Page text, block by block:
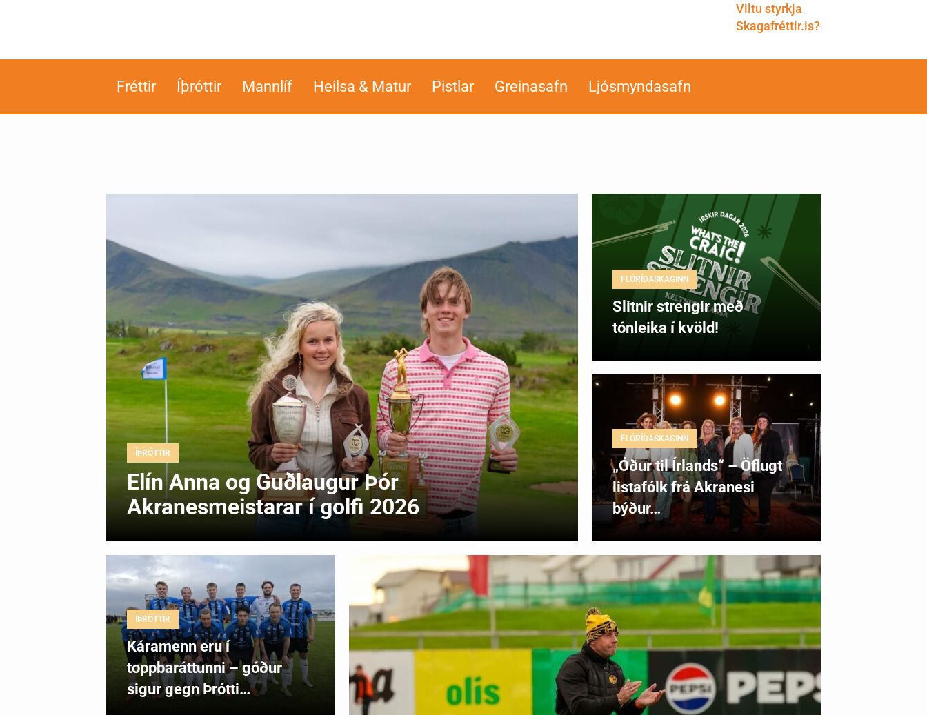
Viltu styrkja
Skagafréttir.is?
Fréttir Íþróttir Mannlíf Heilsa & Matur Pistlar Greinasafn Ljósmyndasafn
ÍÞRÓTTIR
Elín Anna og Guðlaugur Þór
Akranesmeistarar í golfi 2026
FLÓRÍDASKAGINN
Slitnir strengir með
tónleika í kvöld!
FLÓRÍDASKAGINN
„Óður til Írlands“ – Öflugt
listafólk frá Akranesi
býður…
ÍÞRÓTTIR
Káramenn eru í
toppbaráttunni – góður
sigur gegn Þrótti…